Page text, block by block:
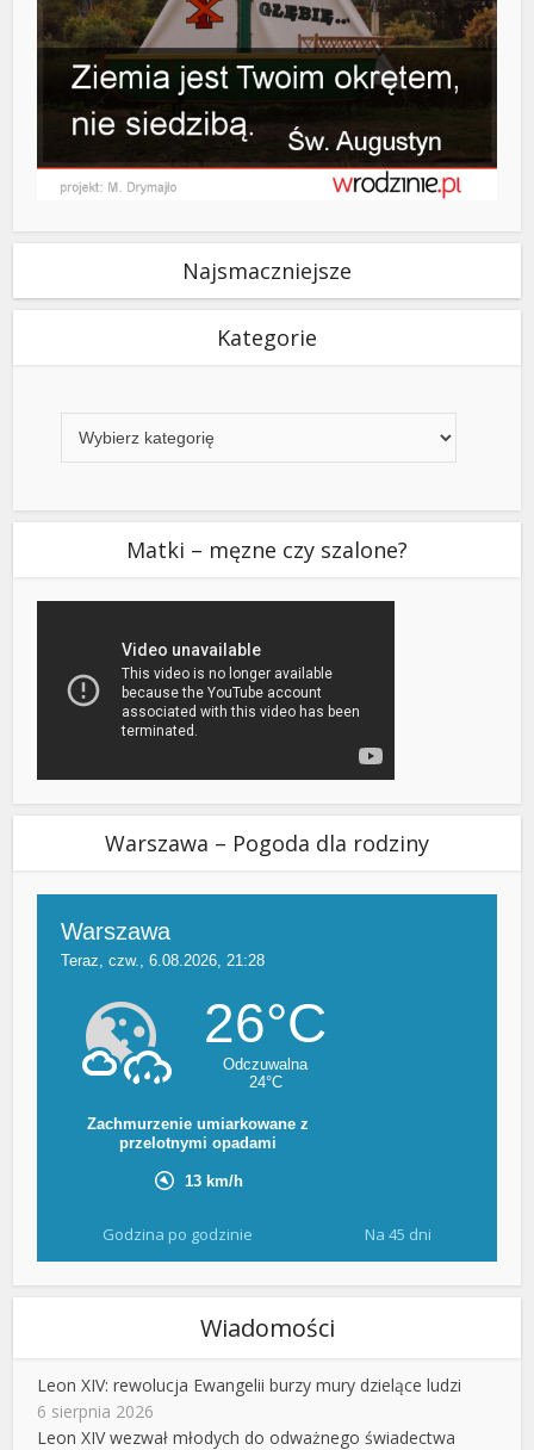
Najsmaczniejsze
Kategorie
Matki – męzne czy szalone?
Warszawa – Pogoda dla rodziny
Godzina po godzinie Na 45 dni
Wiadomości
Leon XIV: rewolucja Ewangelii burzy mury dzielące ludzi
6 sierpnia 2026
Leon XIV wezwał młodych do odważnego świadectwa